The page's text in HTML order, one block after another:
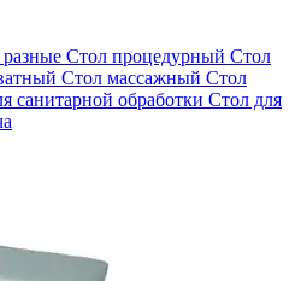
Стол процедурный Стол
Стол массажный Стол
санитарной обработки Стол для